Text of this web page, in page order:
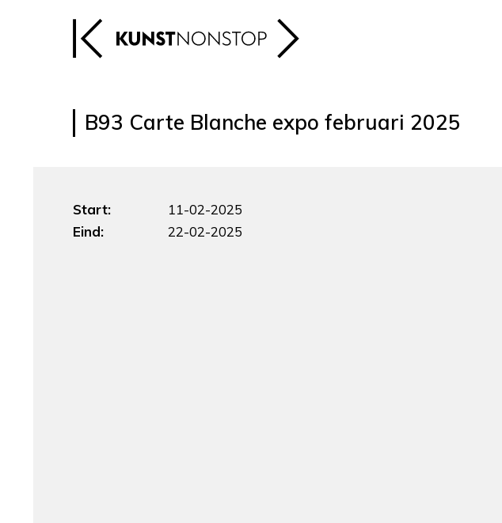
B93 Carte Blanche expo februari 2025
Start:
11-02-2025
Eind:
22-02-2025